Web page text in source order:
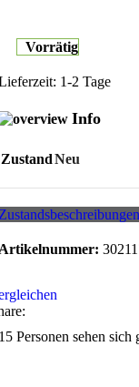
Vorrätig
1-2 Tage
Info
ZustandNeu
Personen sehen sich